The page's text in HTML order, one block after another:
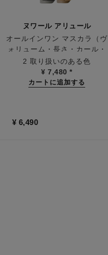
ヌワール アリュール
オールインワン マスカラ（ヴ
ォリューム・長さ・カール・
セパレート）
参照番号190010
2 取り扱いのある色
¥ 7,480*
カートに追加する
¥ 6,490